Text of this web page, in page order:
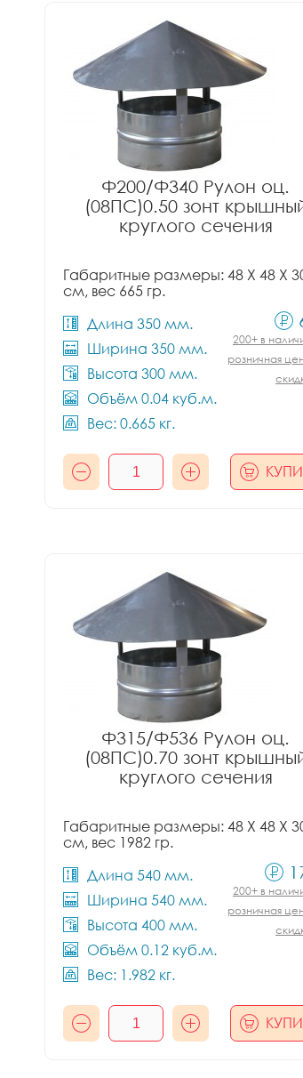
Ф200/Ф340 Рулон оц.
(08ПС)0.50 зонт
круглого сечения
Габаритные размеры: 48 X 48 X
см, вес 665 гр.
Длина 350 мм.
Ширина 350 мм.
Высота 300 мм.
Объём 0.04 куб.м.
Вес: 0.665 кг.
200+ в
розничная
Ф315/Ф536 Рулон оц.
(08ПС)0.70 зонт
круглого сечения
Габаритные размеры: 48 X 48 X
см, вес 1982 гр.
Длина 540 мм.
Ширина 540 мм.
Высота 400 мм.
Объём 0.12 куб.м.
Вес: 1.982 кг.
200+ в
розничная